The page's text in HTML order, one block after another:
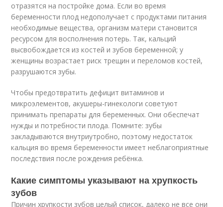
отразятся на постройке дома. Если во время
беременности плод недополучает с продуктами питания
необходимые вещества, организм матери становится
ресурсом для восполнения потерь. Так, кальций
высвобождается из костей и зубов беременной; у
женщины возрастает риск трещин и переломов костей,
разрушаются зубы.
Чтобы предотвратить дефицит витаминов и
микроэлементов, акушеры-гинекологи советуют
принимать препараты для беременных. Они обеспечат
нужды и потребности плода. Помните: зубы
закладываются внутриутробно, поэтому недостаток
кальция во время беременности имеет неблагоприятные
последствия после рождения ребёнка.
Какие симптомы указывают на хрупкость
зубов
Причин хрупкости зубов целый список, далеко не все они